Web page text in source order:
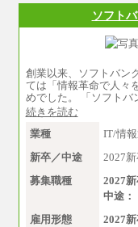
ソフト
創業以来、ソフトバン
ては「情報革命で人々
めでした。 「ソフトバ
続きを読む
業種
IT/情
新卒／中途
2027
募集職種
2027新
中途：
雇用形態
2027新